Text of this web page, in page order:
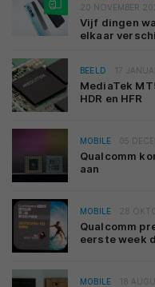
20 NOVEMBER
Vijf dingen
elkaar
BEELD 17
MediaTek
HDR en HFR
MOBILE 05
Qualcomm
aan
MOBILE 28
Qualcomm
eerste week
MOBILE 18